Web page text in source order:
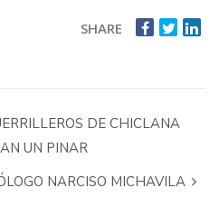
SHARE
DE CHICLANA
UN PINAR
NARCISO MICHAVILA